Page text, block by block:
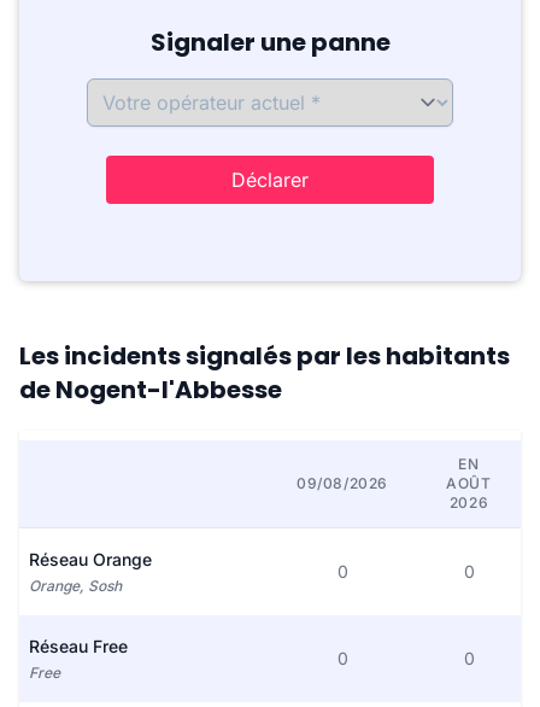
Signaler une panne
Déclarer
Les incidents signalés par les habitants
de Nogent-l'Abbesse
09/08/2026
EN
AOÛT
2026
Réseau Orange
Orange, Sosh
0 0
Réseau Free
Free
0 0